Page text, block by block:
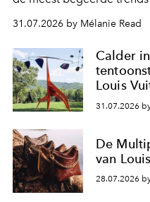
31.07.2026 by Mélanie Read
Calder
Louis
31.07.2026
De
van
28.07.2026